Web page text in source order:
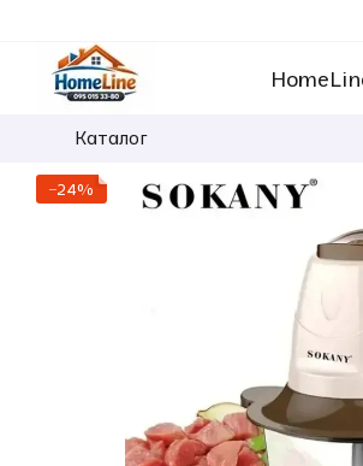
Каталог
−24%